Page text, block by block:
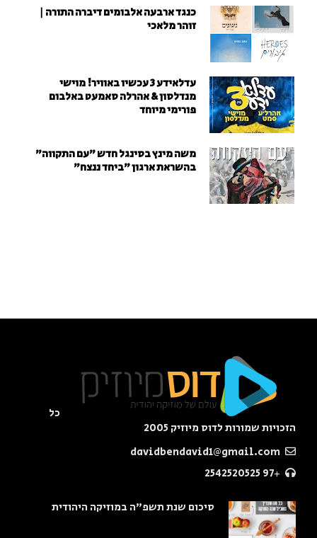
כנגד ארבעה אלבומים דיברה התורה |
זוהר מלאכי
עדלאידע 3 עכשיו באוויר! מוישי
מנדלסון & אהרלה סאמעט באלבום
פורימי מיוחד
משה מינץ בסינגל חדש ״עם התקווה״
בהשראת ארגון "ביחד ננצח"
כל
הזכויות שמורות לדוס מיוזיק 2005
+97 2542520525
סיכום שנת תשפ"ה במוזיקה היהודית